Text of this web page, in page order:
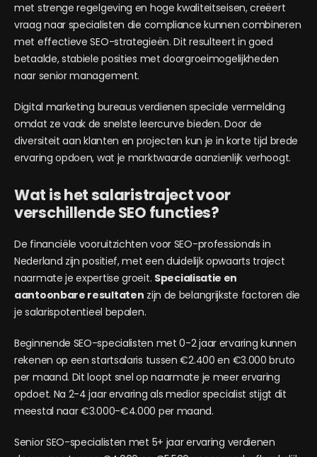
met strenge regelgeving en hoge kwaliteitseisen, creëert
vraag naar specialisten die compliance kunnen combineren
met effectieve SEO-strategieën. Dit resulteert in goed
betaalde, stabiele posities met doorgroeimogelijkheden
naar senior management.
Digital marketing bureaus verdienen speciale vermelding
omdat ze vaak de snelste leercurve bieden. Door de
diversiteit aan klanten en projecten kun je in korte tijd brede
ervaring opdoen, wat je marktwaarde aanzienlijk verhoogt.
Wat is het salaristraject voor
verschillende SEO functies?
De financiële vooruitzichten voor SEO-professionals in
Nederland zijn positief, met een duidelijk opwaarts traject
naarmate je expertise groeit. Specialisatie en
aantoonbare resultaten zijn de belangrijkste factoren die
je salarispotentieel bepalen.
Beginnende SEO-specialisten met 0-2 jaar ervaring kunnen
rekenen op een startsalaris tussen €2.400 en €3.000 bruto
per maand. Dit loopt snel op naarmate je meer ervaring
opdoet. Na 2-4 jaar ervaring als medior specialist stijgt dit
meestal naar €3.000-€4.000 per maand.
Senior SEO-specialisten met 5+ jaar ervaring verdienen